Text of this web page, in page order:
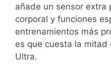
añade un sensor extra
corporal y funciones
entrenamientos más
es que cuesta la mitad
Ultra.